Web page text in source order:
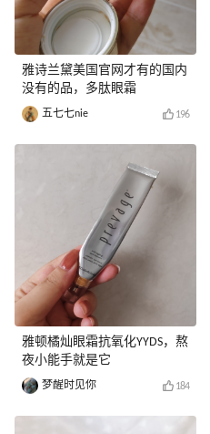
雅诗兰黛美国官网才有的国内
没有的品，多肽眼霜
五七七nie 196
雅顿橘灿眼霜抗氧化YYDS，熬
夜小能手就是它
梦醒时见你 184